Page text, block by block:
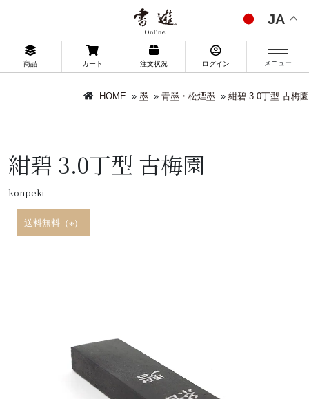
JA
商品 カート 注文状況 ログイン メニュー
HOME » 墨 » 青墨・松煙墨 » 紺碧 3.0丁型 古梅園
紺碧 3.0丁型 古梅園
konpeki
送料無料（※）